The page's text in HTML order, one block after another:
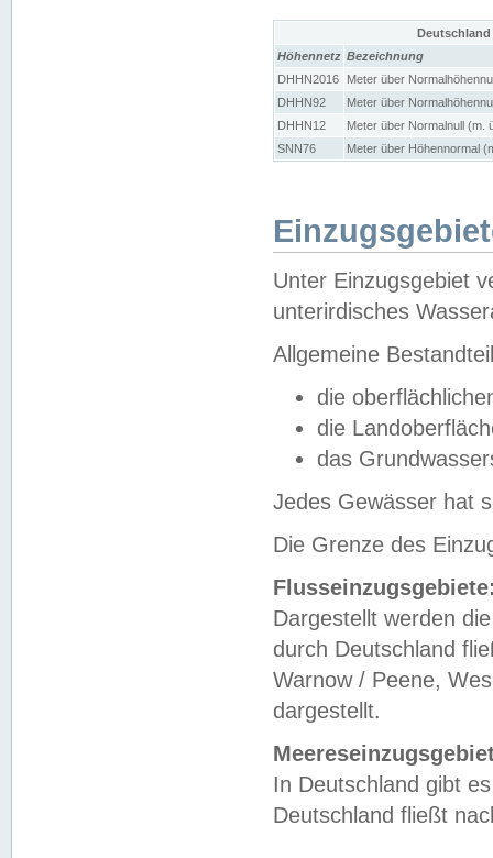
Höhennetz Bezeichnung
DHHN2016
Meter über
DHHN92
Meter über
DHHN12
Meter über Normalnull (m.
SNN76
Meter über Höhennormal
Unter Einzugsgebiet
unterirdisches
Allgemeine
die
die
das
Jedes Gewässer hat
Die Grenze des
Dargestellt werden
durch Deutschland
Warnow / Peene,
dargestellt.
In Deutschland gibt
Deutschland fließt